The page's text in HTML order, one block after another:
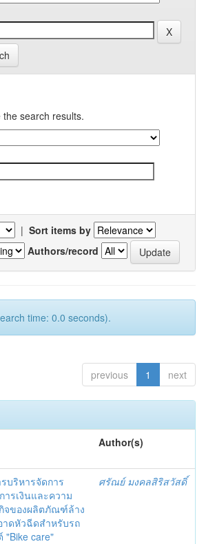
search results.
| Sort items by
Authors/record
time: 0.0 seconds).
previous 1 next
Author(s)
บริหารจัดการ
ารเงินและความ
จของผลิตภัณฑ์ล้าง
ดหัวฉีดสำหรับรถ
"Bike care"
ศรัณย์ มงคลสิริสวัสดิ์